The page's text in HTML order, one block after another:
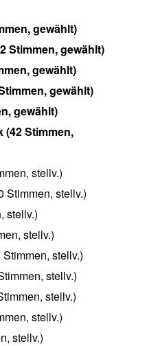
gewählt)
Stimmen, gewählt)
gewählt)
gewählt)
gewählt)
(42 Stimmen,
stellv.)
Stimmen, stellv.)
stellv.)
stellv.)
stellv.)
stellv.)
stellv.)
stellv.)
stellv.)